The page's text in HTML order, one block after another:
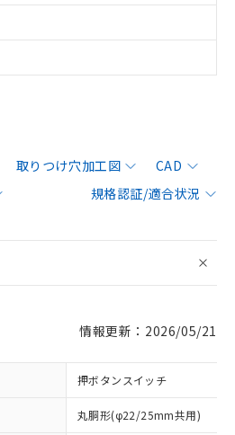
取りつけ穴加工図
CAD
規格認証/適合状況
情報更新：2026/05/21
押ボタンスイッチ
丸胴形(φ22/25mm共用)